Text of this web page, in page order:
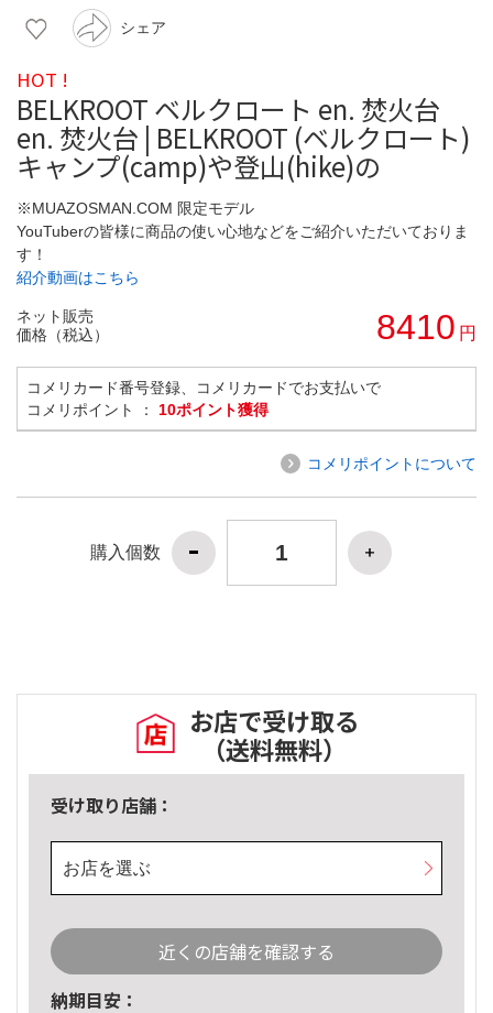
シェア
HOT !
BELKROOT ベルクロート en. 焚火台
en. 焚火台 | BELKROOT (ベルクロート)
キャンプ(camp)や登山(hike)の
※MUAZOSMAN.COM 限定モデル
YouTuberの皆様に商品の使い心地などをご紹介いただいておりま
す！
紹介動画はこちら
ネット販売
価格（税込）
8410 円
コメリカード番号登録、コメリカードでお支払いで
コメリポイント ： 10ポイント獲得
コメリポイントについて
購入個数
お店で受け取る
（送料無料）
受け取り店舗：
お店を選ぶ
近くの店舗を確認する
納期目安：